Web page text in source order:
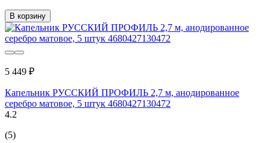
В корзину
5 449 ₽
Капельник РУССКИЙ ПРОФИЛЬ 2,7 м, анодированное
серебро матовое, 5 штук 4680427130472
4.2
(5)